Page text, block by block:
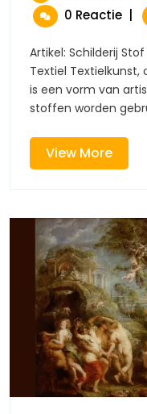
0 Reactie |
Artikel: Schilderij Stof Schilderij Stof: Kunstwerken van
Textiel Textielkunst,
is een vorm van
stoffen worden
View MoreView
More